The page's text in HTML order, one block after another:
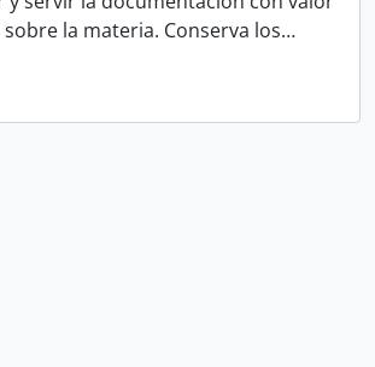
la materia. Conserva los…